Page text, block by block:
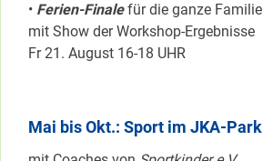
• Ferien-Finalefür die ganze Familie
mit Show der Workshop-Ergebnisse
Fr 21. August 16-18 UHR
Mai bis Okt.: Sport im JKA-Park